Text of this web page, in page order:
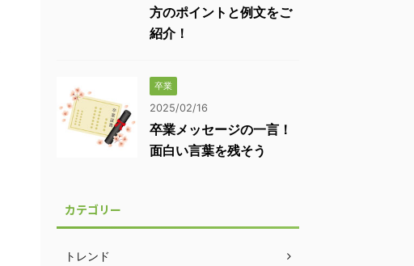
方のポイントと例文をご
紹介！
卒業
2025/02/16
卒業メッセージの一言！
面白い言葉を残そう
カテゴリー
トレンド